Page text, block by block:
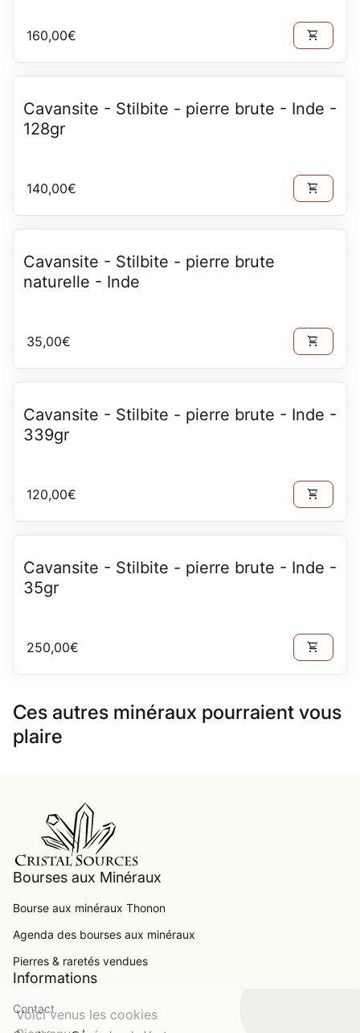
Prix normal
160,00€ shopping_cart
Cavansite - Stilbite - pierre brute - Inde -
128gr
Prix normal
140,00€ shopping_cart
Cavansite - Stilbite - pierre brute
naturelle - Inde
Prix normal
35,00€ shopping_cart
Cavansite - Stilbite - pierre brute - Inde -
339gr
Prix normal
120,00€ shopping_cart
Cavansite - Stilbite - pierre brute - Inde -
35gr
Prix normal
250,00€ shopping_cart
Ces autres minéraux pourraient vous
plaire
Bourses aux Minéraux
Bourse aux minéraux Thonon
Agenda des bourses aux minéraux
Pierres & raretés vendues
Informations
Contact
Voici venus les cookies